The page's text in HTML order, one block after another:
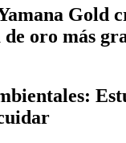
Gold
oro más